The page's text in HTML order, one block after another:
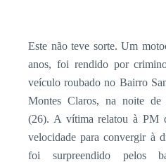
Este não teve sorte. Um
anos, foi rendido por
veículo roubado no Bairro
Montes Claros, na noite de
(26). A vítima relatou à PM
velocidade para convergir à
foi surpreendido pelos